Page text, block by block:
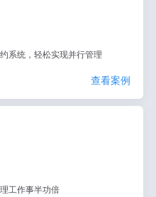
系统，轻松实现并行管理
查看案例
工作事半功倍